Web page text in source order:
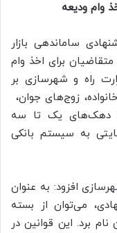
وام ودیعه
ساماندهی بازار
برای اخذ وام
راه و شهرسازی بر
زوج‌های جوان،
دهک‌های یک تا سه
به سیستم بانکی
افزود: به عنوان
می‌توان از بسته
برد. این قوانین در